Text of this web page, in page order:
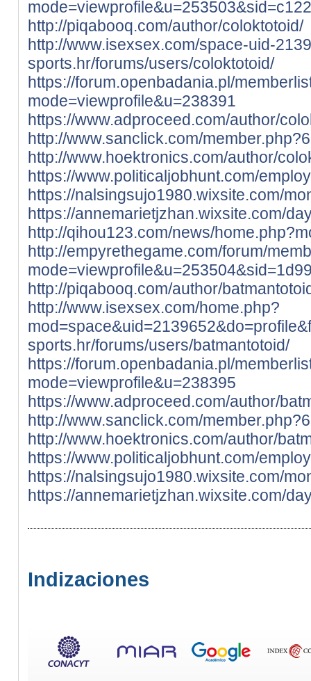
http://piqabooq.com/author/coloktotoid/
http://www.isexsex.com/space-uid-
sports.hr/forums/users/coloktotoid/
https://forum.openbadania.pl/
mode=viewprofile&u=238391
https://www.adproceed.com/author/
http://www.sanclick.com/
http://www.hoektronics.com/author/
https://www.politicaljobhunt.com/
https://nalsingsujo1980.wixsite.com/
https://annemarietjzhan.wixsite.com/
http://qihou123.com/news/
http://empyrethegame.com/forum/
http://piqabooq.com/author/
http://www.isexsex.com/home.php?
sports.hr/forums/users/batmantotoid/
https://forum.openbadania.pl/
mode=viewprofile&u=238395
https://www.adproceed.com/author/
http://www.sanclick.com/
http://www.hoektronics.com/author/
https://www.politicaljobhunt.com/
https://nalsingsujo1980.wixsite.com/
https://annemarietjzhan.wixsite.com/
Indizaciones